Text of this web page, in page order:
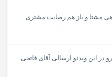
مشتا و باز هم رضایت مشتری
در این ویدئو ارسالی آقای فاتحی